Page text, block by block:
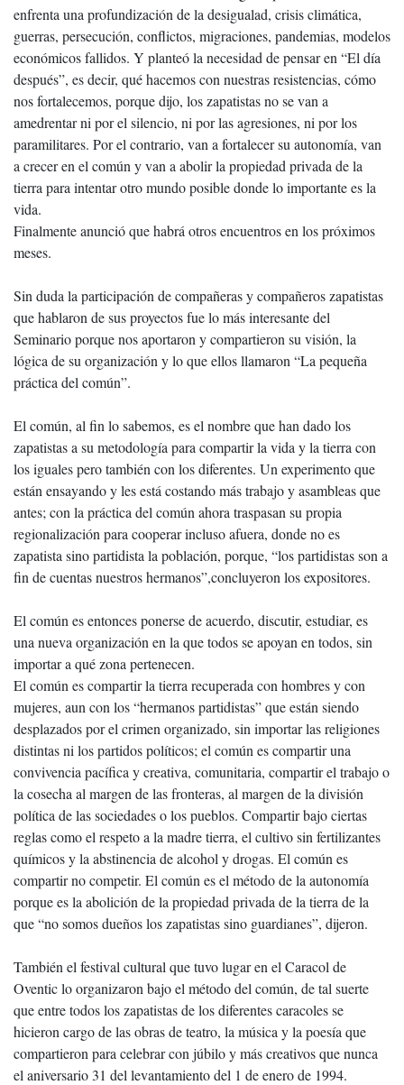
enfrenta una profundización de la desigualad, crisis climática,
guerras, persecución, conflictos, migraciones, pandemias, modelos
económicos fallidos. Y planteó la necesidad de pensar en “El día
después”, es decir, qué hacemos con nuestras resistencias, cómo
nos fortalecemos, porque dijo, los zapatistas no se van a
amedrentar ni por el silencio, ni por las agresiones, ni por los
paramilitares. Por el contrario, van a fortalecer su autonomía, van
a crecer en el común y van a abolir la propiedad privada de la
tierra para intentar otro mundo posible donde lo importante es la
vida.
Finalmente anunció que habrá otros encuentros en los próximos
meses.
Sin duda la participación de compañeras y compañeros zapatistas
que hablaron de sus proyectos fue lo más interesante del
Seminario porque nos aportaron y compartieron su visión, la
lógica de su organización y lo que ellos llamaron “La pequeña
práctica del común”.
El común, al fin lo sabemos, es el nombre que han dado los
zapatistas a su metodología para compartir la vida y la tierra con
los iguales pero también con los diferentes. Un experimento que
están ensayando y les está costando más trabajo y asambleas que
antes; con la práctica del común ahora traspasan su propia
regionalización para cooperar incluso afuera, donde no es
zapatista sino partidista la población, porque, “los partidistas son a
fin de cuentas nuestros hermanos”,concluyeron los expositores.
El común es entonces ponerse de acuerdo, discutir, estudiar, es
una nueva organización en la que todos se apoyan en todos, sin
importar a qué zona pertenecen.
El común es compartir la tierra recuperada con hombres y con
mujeres, aun con los “hermanos partidistas” que están siendo
desplazados por el crimen organizado, sin importar las religiones
distintas ni los partidos políticos; el común es compartir una
convivencia pacífica y creativa, comunitaria, compartir el trabajo o
la cosecha al margen de las fronteras, al margen de la división
política de las sociedades o los pueblos. Compartir bajo ciertas
reglas como el respeto a la madre tierra, el cultivo sin fertilizantes
químicos y la abstinencia de alcohol y drogas. El común es
compartir no competir. El común es el método de la autonomía
porque es la abolición de la propiedad privada de la tierra de la
que “no somos dueños los zapatistas sino guardianes”, dijeron.
También el festival cultural que tuvo lugar en el Caracol de
Oventic lo organizaron bajo el método del común, de tal suerte
que entre todos los zapatistas de los diferentes caracoles se
hicieron cargo de las obras de teatro, la música y la poesía que
compartieron para celebrar con júbilo y más creativos que nunca
el aniversario 31 del levantamiento del 1 de enero de 1994.